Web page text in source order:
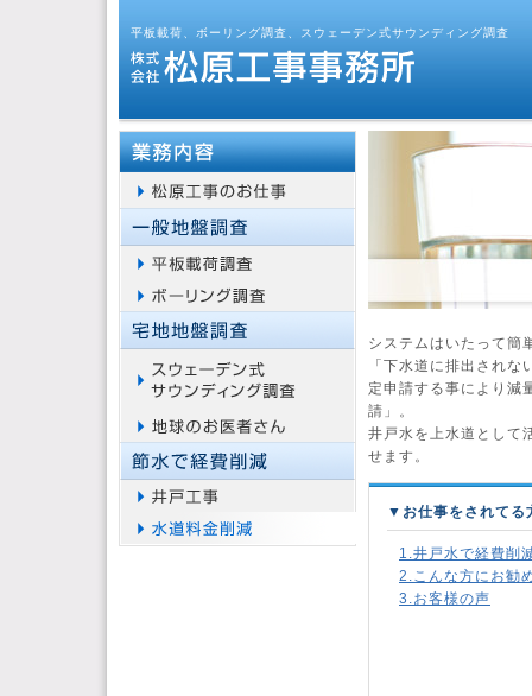
平板載荷、ボーリング調査、スウェーデン式サウンディング調査
システムはいたって簡
「下水道に排出され
定申請する事により減
請」。
井戸水を上水道として
せます。
▼お仕事をされてる
1.井戸水で経費削
2.こんな方にお勧
3.お客様の声